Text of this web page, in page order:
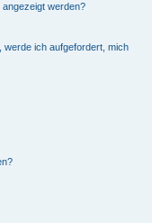
angezeigt werden?
werde ich aufgefordert, mich